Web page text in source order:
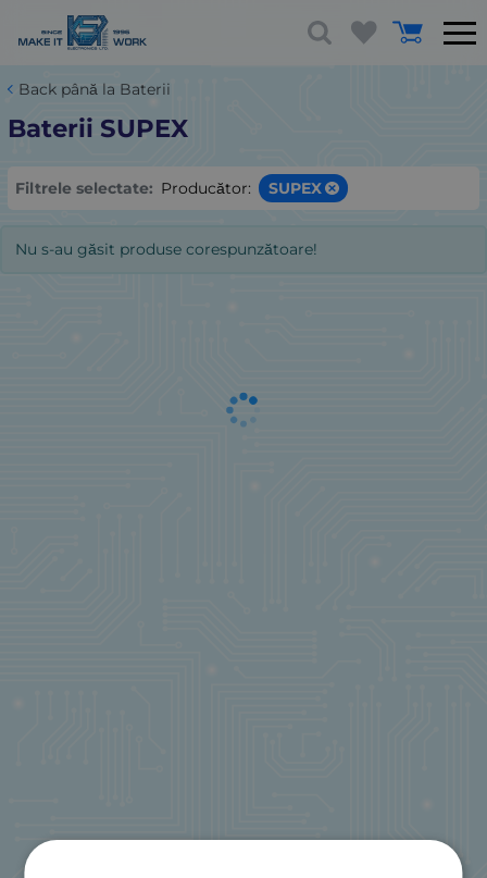
Back până la Baterii
Baterii SUPEX
Filtrele selectate: Producător: SUPEX
Nu s-au găsit produse corespunzătoare!